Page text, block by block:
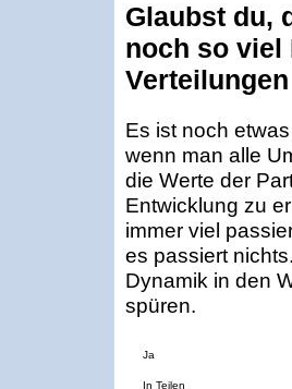
Glaubst du,
noch so viel
Es ist noch
wenn man alle
die Werte der
Entwicklung zu
immer viel
es passiert
Dynamik in den
spüren.
Ja
In Teilen